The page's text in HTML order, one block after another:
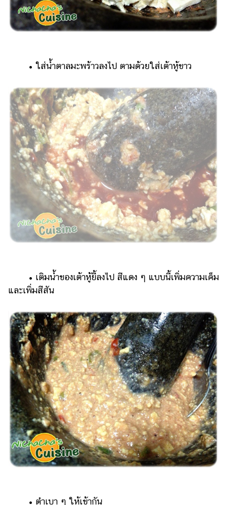
• ใส่น้ำตาลมะพร้าวลงไป ตามด้วยใส่เต้าหู้ขาว
• เติมน้ำของเต้าหู้ยี้ลงไป สีแดง ๆ แบบนี้เพิ่มความเค็ม
และเพิ่มสีสัน
• ตำเบา ๆ ให้เข้ากัน